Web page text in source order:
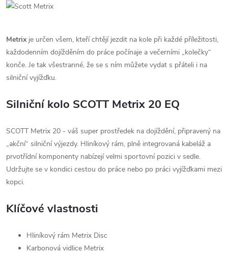
Metrixje určen všem, kteří chtějí jezdit na kole při každé příležitosti,
každodenním dojížděním do práce počínaje a večerními „kolečky“
konče. Je tak všestranné, že se s ním můžete vydat s přáteli i na
silniční vyjížďku.
Silniční kolo SCOTT Metrix 20 EQ
SCOTT Metrix 20 - váš super prostředek na dojíždění, připravený na
„akční“ silniční výjezdy. Hliníkový rám, plně integrovaná kabeláž a
prvotřídní komponenty nabízejí velmi sportovní pozici v sedle.
Udržujte se v kondici cestou do práce nebo po práci vyjížďkami mezi
kopci.
Klíčové vlastnosti
Hliníkový rám Metrix Disc
Karbonová vidlice Metrix